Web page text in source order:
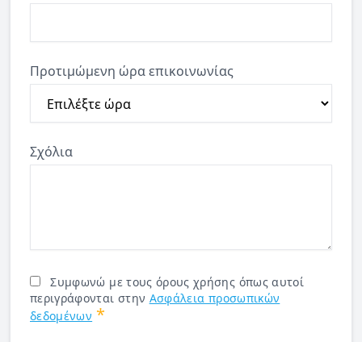
Προτιμώμενη ώρα επικοινωνίας
Σχόλια
Συμφωνώ με τους όρους χρήσης όπως αυτοί
περιγράφονται στην Ασφάλεια προσωπικών
δεδομένων *